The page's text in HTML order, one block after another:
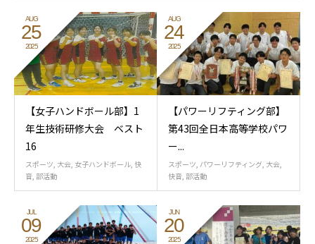
AUG
25
2025
【女子ハンドボール部】1
年生技術研修大会 ベスト
16
スポーツ 大会 女子ハンドボール 快
音 部活動
AUG
24
2025
【パワーリフティング部】
第43回全日本高等学校パワ
ー...
スポーツ パワーリフティング 大会
快音 部活動
JUL
09
2025
JUN
20
2025